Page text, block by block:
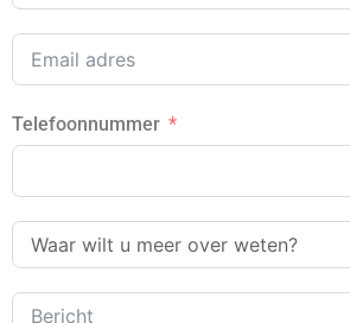
Telefoonnummer